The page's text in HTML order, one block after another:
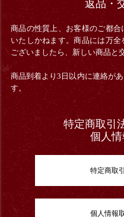
返品・
商品の性質上、お客様のご都
いたしかねます。商品には万
ございましたら、新しい商品と
商品到着より3日以内に連絡が
す。
特定商取引
個人
特定商取
個人情報